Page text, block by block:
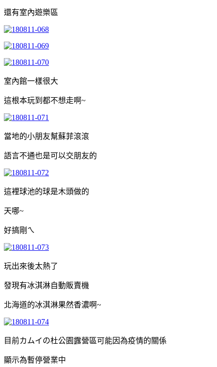
還有室內遊樂區
室內館一樣很大
這根本玩到都不想走啊~
當地的小朋友幫蘇菲滾滾
語言不通也是可以交朋友的
這裡球池的球是木頭做的
天哪~
好搞剛ㄟ
玩出來後太熱了
發現有冰淇淋自動販賣機
北海道的冰淇淋果然香濃啊~
目前カムイの杜公園露營區可能因為疫情的關係
顯示為暫停營業中